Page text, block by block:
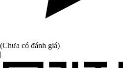
(Chưa có đánh giá)
|